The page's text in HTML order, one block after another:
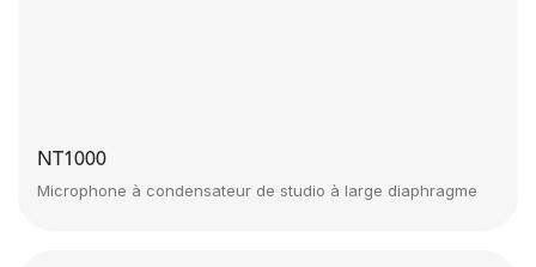
NT1000
Microphone à condensateur de studio à large diaphragme